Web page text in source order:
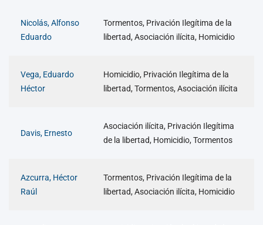
Nicolás, Alfonso
Eduardo
Tormentos, Privación Ilegítima de la
libertad, Asociación ilícita, Homicidio
Vega, Eduardo
Héctor
Homicidio, Privación Ilegítima de la
libertad, Tormentos, Asociación ilícita
Davis, Ernesto
Asociación ilícita, Privación Ilegítima
de la libertad, Homicidio, Tormentos
Azcurra, Héctor
Raúl
Tormentos, Privación Ilegítima de la
libertad, Asociación ilícita, Homicidio